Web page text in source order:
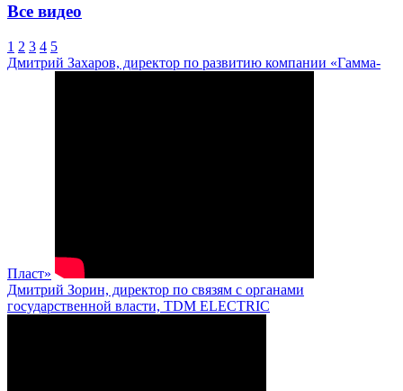
Все видео
1 2 3 4 5
Дмитрий Захаров, директор по развитию компании «Гамма-
Пласт»
Дмитрий Зорин, директор по связям с органами
государственной власти, TDM ELECTRIC